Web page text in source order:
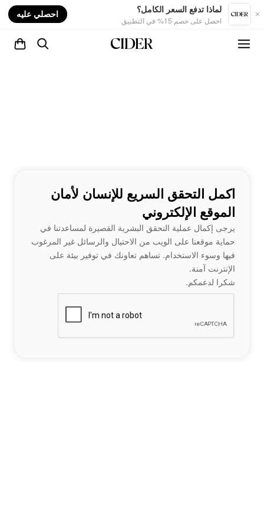
لماذا تدفع السعر الكامل؟
احصل على خصم 15% في التطبيق
احصلي عليه
اكمل التحقق السريع للإنسان لأمان
الموقع الإلكتروني
يرجى إكمال عملية التحقق البشرية القصيرة لمساعدتنا في
حماية موقعنا على الويب من الاحتيال والرسائل غير المرغوب
فيها وسوء الاستخدام. تساهم تعاونك في توفير بيئة على
الإنترنت آمنة.
شكرا لدعمكم.